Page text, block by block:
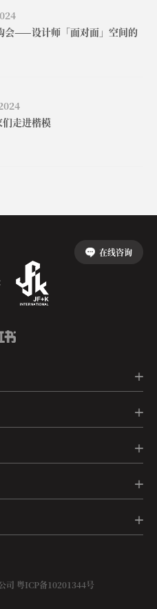
会——设计师「面对面」空间的
们走进楷模
在线咨询
司 粤ICP备10201344号